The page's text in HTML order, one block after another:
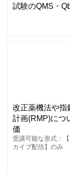
試験のQMS・
改正薬機法や指
計画(RMP)につ
価
受講可能な形式：
カイブ配信】のみ